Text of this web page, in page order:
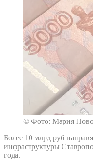
© Фото: Мария
Более 10 млрд руб
инфраструктуры
года.